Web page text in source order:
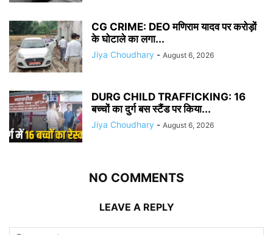
CG CRIME: DEO मणिराम यादव पर करोड़ों
के घोटाले का लगा...
Jiya Choudhary - August 6, 2026
DURG CHILD TRAFFICKING: 16
बच्चों का दुर्ग बस स्टैंड पर किया...
Jiya Choudhary - August 6, 2026
NO COMMENTS
LEAVE A REPLY